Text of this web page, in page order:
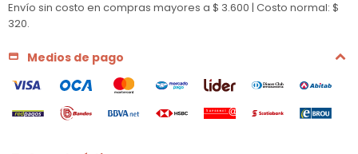
Envío sin costo en compras mayores a $ 3.600 | Costo normal: $
320.
Medios de pago